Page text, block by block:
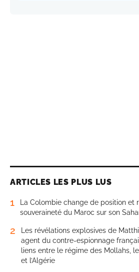
ARTICLES LES PLUS LUS
1
La Colombie change de position et
souveraineté du Maroc sur son
2
Les révélations explosives de
agent du contre-espionnage
liens entre le régime des Mollahs,
et l’Algérie